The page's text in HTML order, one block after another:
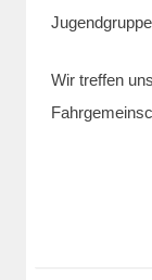
Wir treffen